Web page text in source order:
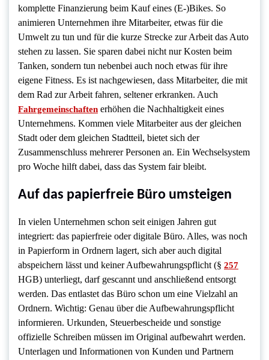
komplette Finanzierung beim Kauf eines (E-)Bikes. So
animieren Unternehmen ihre Mitarbeiter, etwas für die
Umwelt zu tun und für die kurze Strecke zur Arbeit das Auto
stehen zu lassen. Sie sparen dabei nicht nur Kosten beim
Tanken, sondern tun nebenbei auch noch etwas für ihre
eigene Fitness. Es ist nachgewiesen, dass Mitarbeiter, die mit
dem Rad zur Arbeit fahren, seltener erkranken. Auch
Fahrgemeinschaften erhöhen die Nachhaltigkeit eines
Unternehmens. Kommen viele Mitarbeiter aus der gleichen
Stadt oder dem gleichen Stadtteil, bietet sich der
Zusammenschluss mehrerer Personen an. Ein Wechselsystem
pro Woche hilft dabei, dass das System fair bleibt.
Auf das papierfreie Büro umsteigen
In vielen Unternehmen schon seit einigen Jahren gut
integriert: das papierfreie oder digitale Büro. Alles, was noch
in Papierform in Ordnern lagert, sich aber auch digital
abspeichern lässt und keiner Aufbewahrungspflicht (§ 257
HGB) unterliegt, darf gescannt und anschließend entsorgt
werden. Das entlastet das Büro schon um eine Vielzahl an
Ordnern. Wichtig: Genau über die Aufbewahrungspflicht
informieren. Urkunden, Steuerbescheide und sonstige
offizielle Schreiben müssen im Original aufbewahrt werden.
Unterlagen und Informationen von Kunden und Partnern